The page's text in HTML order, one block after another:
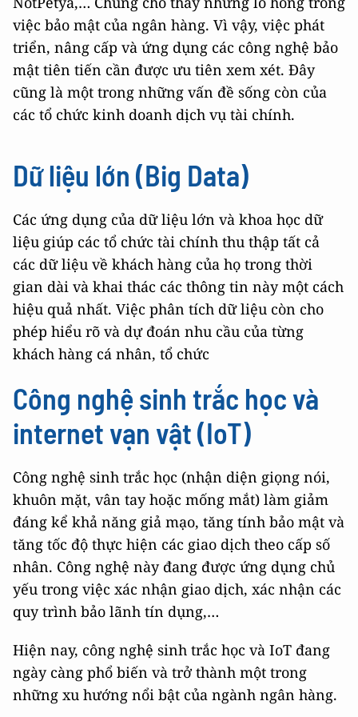
việc bảo mật của ngân hàng. Vì vậy, việc phát
triển, nâng cấp và ứng dụng các công nghệ bảo
mật tiên tiến cần được ưu tiên xem xét. Đây
cũng là một trong những vấn đề sống còn của
các tổ chức kinh doanh dịch vụ tài chính.
Dữ liệu lớn (Big Data)
Các ứng dụng của dữ liệu lớn và khoa học dữ
liệu giúp các tổ chức tài chính thu thập tất cả
các dữ liệu về khách hàng của họ trong thời
gian dài và khai thác các thông tin này một cách
hiệu quả nhất. Việc phân tích dữ liệu còn cho
phép hiểu rõ và dự đoán nhu cầu của từng
khách hàng cá nhân, tổ chức
Công nghệ sinh trắc học và
internet vạn vật (IoT)
Công nghệ sinh trắc học (nhận diện giọng nói,
khuôn mặt, vân tay hoặc mống mắt) làm giảm
đáng kể khả năng giả mạo, tăng tính bảo mật và
tăng tốc độ thực hiện các giao dịch theo cấp số
nhân. Công nghệ này đang được ứng dụng chủ
yếu trong việc xác nhận giao dịch, xác nhận các
quy trình bảo lãnh tín dụng,…
Hiện nay, công nghệ sinh trắc học và IoT đang
ngày càng phổ biến và trở thành một trong
những xu hướng nổi bật của ngành ngân hàng.